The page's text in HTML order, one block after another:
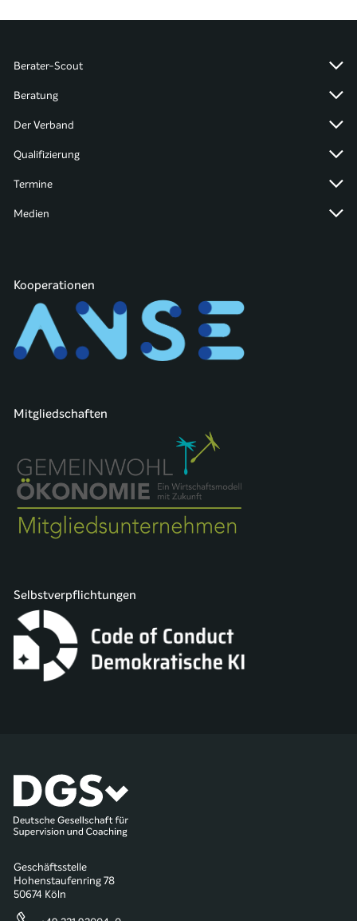
Berater-Scout
Beratung
Der Verband
Qualifizierung
Termine
Medien
Kooperationen
Mitgliedschaften
Selbstverpflichtungen
Geschäftsstelle
Hohenstaufenring 78
50674 Köln